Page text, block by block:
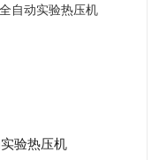
验热压机